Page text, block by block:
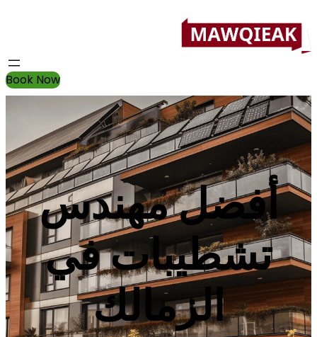
Book Now
أفضل مهندس
تشطيبات في
الزمالك